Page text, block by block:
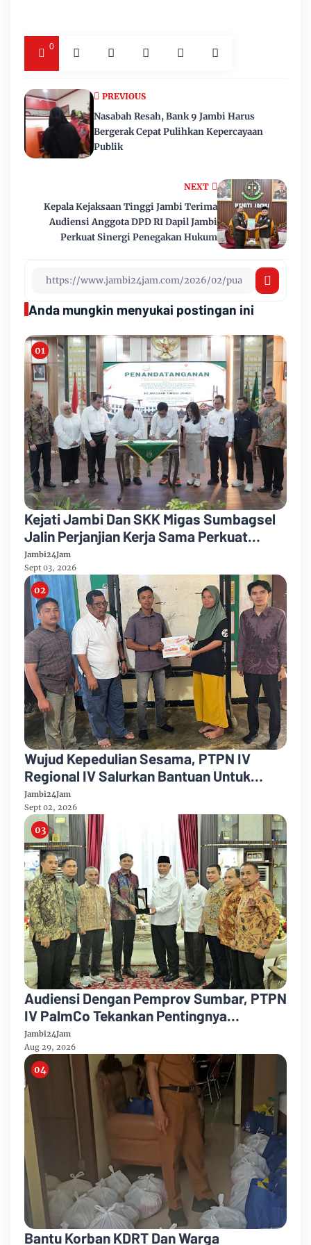
0
NEXT
Kepala Kejaksaan Tinggi Jambi Terima
Audiensi Anggota DPD RI Dapil Jambi
Perkuat Sinergi Penegakan Hukum
PREVIOUS
Nasabah Resah, Bank 9 Jambi Harus
Bergerak Cepat Pulihkan Kepercayaan
Publik
Anda mungkin menyukai postingan ini
Kejati Jambi Dan SKK Migas Sumbagsel
Jalin Perjanjian Kerja Sama Perkuat
Kepastian Hukum
Jambi24Jam
Sept 03, 2026
Wujud Kepedulian Sesama, PTPN IV
Regional IV Salurkan Bantuan Untuk
Pengobatan Putri Karyawan Pemanen
Jambi24Jam
Sept 02, 2026
Audiensi Dengan Pemprov Sumbar, PTPN
IV PalmCo Tekankan Pentingnya
Harmonisasi Operasional Kebun
Jambi24Jam
Aug 29, 2026
Bantu Korban KDRT Dan Warga